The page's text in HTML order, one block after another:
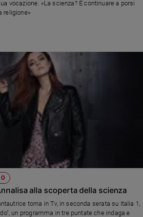
È continuare a porsi
religione»
alla scoperta della scienza
torna in Tv, in seconda serata su Italia 1,
un programma in tre puntate che indaga e